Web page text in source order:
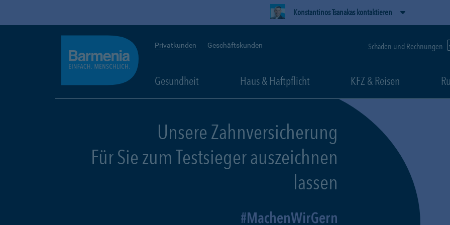
Konstantinos Tsanakas kontaktieren
Privatkunden Geschäftskunden Schäden und Rechnungen
Gesundheit Haus & Haftpflicht KFZ & Reisen
Unsere Zahnversicherung
Für Sie zum Testsieger auszeichnen
lassen
MachenWirGern